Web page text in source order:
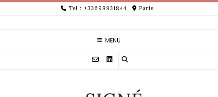
Skip
Tel : +33698931844 Paris
MENU